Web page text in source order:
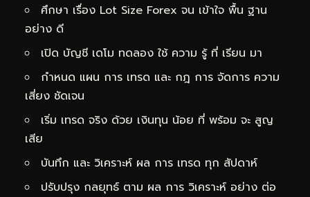
ศึกษา เรื่อง Lot Size Forex จน เข้าใจ พื้น ฐาน
อย่าง ดี
เปิด บัญชี เดโม ทดลอง ใช้ ความ รู้ ที่ เรียน มา
กำหนด แผน การ เทรด และ กฎ การ จัดการ ความ
เสี่ยง ชัดเจน
เริ่ม เทรด จริง ด้วย เงินทุน น้อย ที่ พร้อม จะ สูญ
เสีย
บันทึก และ วิเคราะห์ ผล การ เทรด ทุก สัปดาห์
ปรับปรุง กลยุทธ์ ตาม ผล การ วิเคราะห์ อย่าง ต่อ